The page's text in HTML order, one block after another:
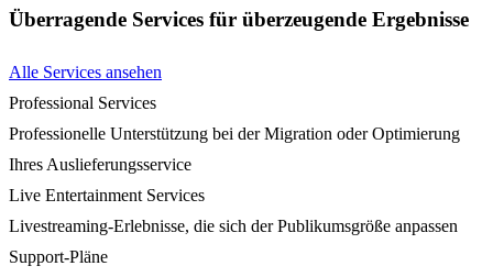
Überragende Services für überzeugende Ergebnisse
Alle Services ansehen
Professional Services
Professionelle Unterstützung bei der Migration oder Optimierung
Ihres Auslieferungsservice
Live Entertainment Services
Livestreaming-Erlebnisse, die sich der Publikumsgröße anpassen
Support-Pläne